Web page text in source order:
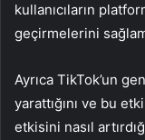
kullanıcıların
geçirmelerini
Ayrıca TikTok’un
yarattığını ve bu
etkisini nasıl